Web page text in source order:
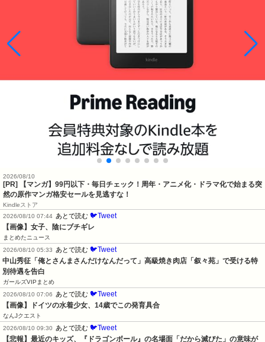
2026/08/10
[PR] 【マンガ】99円以下・毎日チェック！周年・アニメ化・ドラマ化で始まる突
然の原作マンガ格安セールを見逃すな！
Kindleストア
2026/08/10 07:44 あとで読む 🐦Tweet
【画像】女子、陰にブチギレ
まとめたニュース
2026/08/10 05:33
あとで読む 🐦Tweet
中山秀征「俺とさんまさんだけなんだって」高級焼き肉店「叙々苑」で受ける特
別待遇を告白
ガールズVIPまとめ
2026/08/10 07:06
あとで読む 🐦Tweet
【画像】ドイツの水着少女、14歳でこの発育具合
なんJクエスト
2026/08/10 09:30
あとで読む 🐦Tweet
【悲報】最近のキッズ、『ドラゴンボール』の名場面「だから滅びた」の意味が